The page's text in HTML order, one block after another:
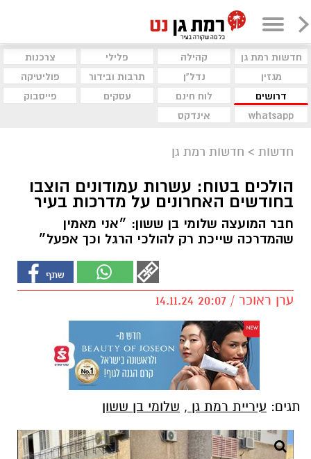
חדשות רמת גן קהילה פלילי
צרכנות
מגזין
נדל"ן תרבות ובידור
פוליטיקה
דרושים
לוח חינם עסקים
פייסבוק
whatsapp
אינדקס
חדשות > חדשות רמת גן
הולכים בטוח: עשרות עמודונים הוצבו
בחודשים האחרונים על מדרכות בעיר
חבר המועצה שלומי בן ששון: ״אני מאמין
שהמדרכה שייכת רק להולכי הרגל וכך אפעל״
ערן ראוכר / 20:07 14.11.24
תגים: עיריית רמת גן , שלומי בן ששון